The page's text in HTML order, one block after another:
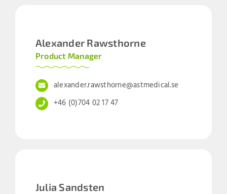
Alexander Rawsthorne
Product Manager
alexander.rawsthorne@astmedical.se
+46 (0)704 02 17 47
Julia Sandsten